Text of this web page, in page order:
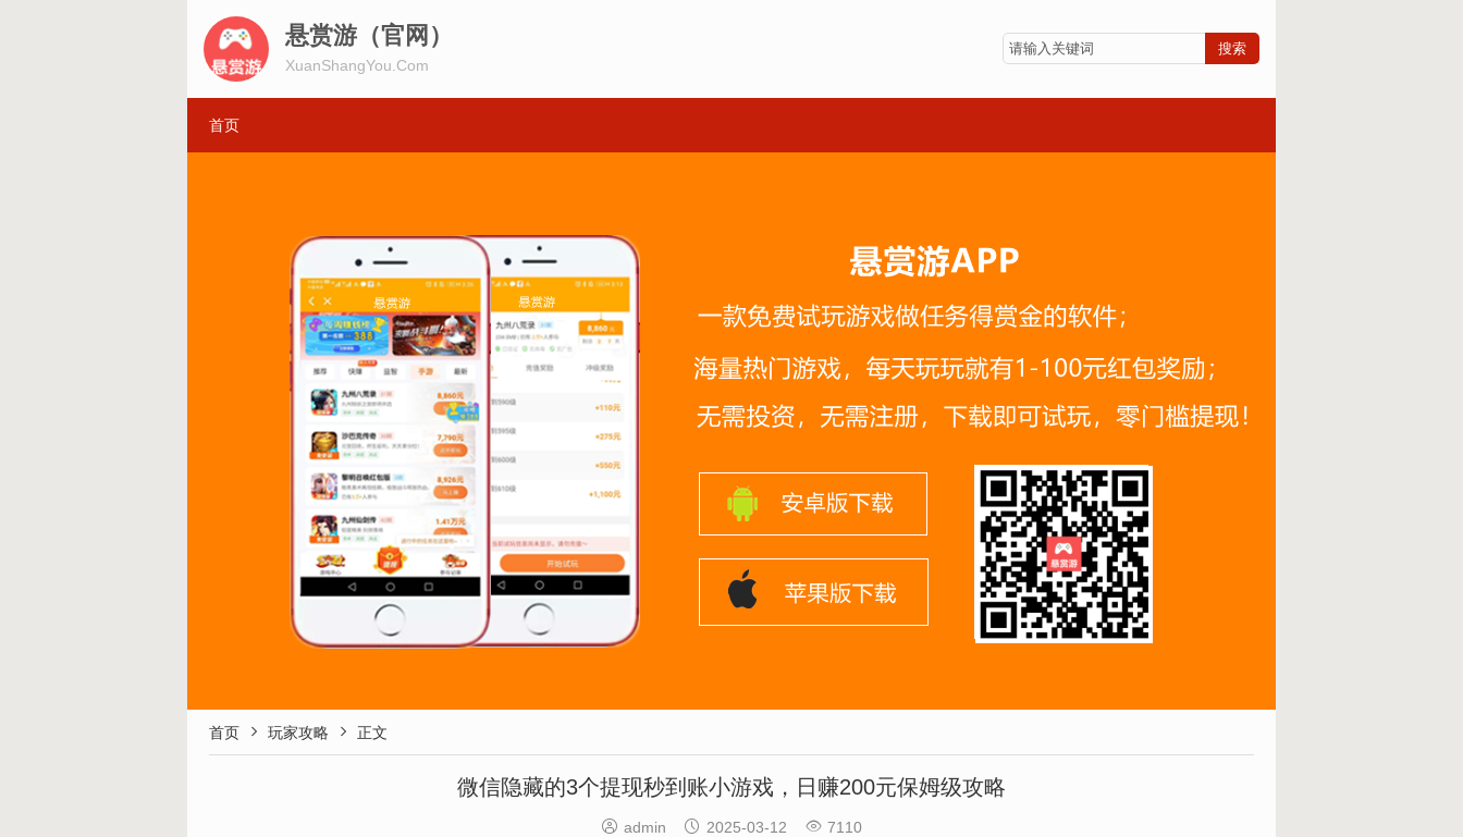
悬赏游（官网）
XuanShangYou.Com
首页
首页  玩家攻略  正文
微信隐藏的3个提现秒到账小游戏，日赚200元保姆级攻略
 admin  2025-03-12  7110